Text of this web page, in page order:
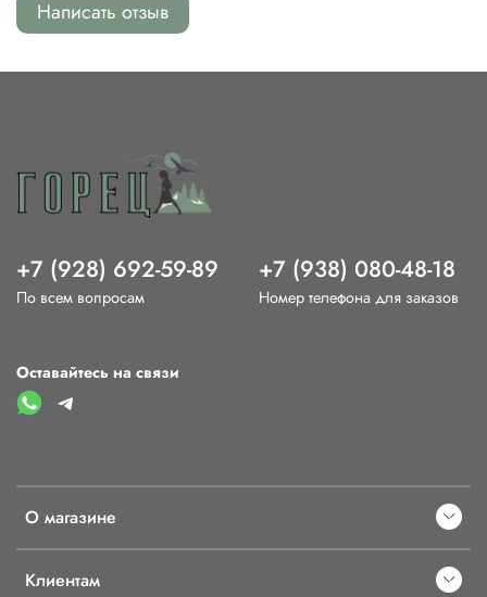
Написать отзыв
О магазине
Клиентам
+7 (928) 692-59-89
По всем вопросам
+7 (938) 080-48-18
Номер телефона для заказов
Оставайтесь на связи